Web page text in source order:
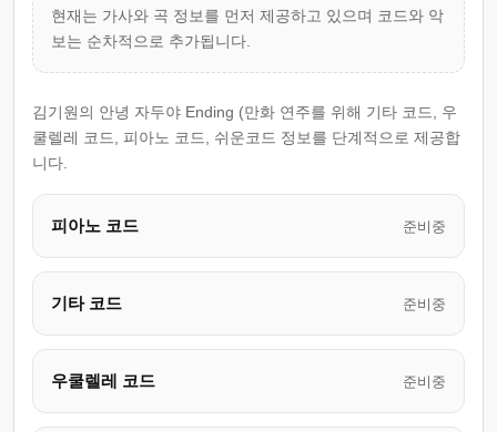
현재는 가사와 곡 정보를 먼저 제공하고 있으며 코드와 악
보는 순차적으로 추가됩니다.
김기원의 안녕 자두야 Ending (만화 연주를 위해 기타 코드, 우
쿨렐레 코드, 피아노 코드, 쉬운코드 정보를 단계적으로 제공합
니다.
피아노 코드 준비중
기타 코드 준비중
우쿨렐레 코드 준비중